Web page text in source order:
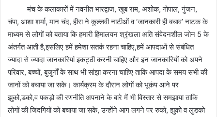
मंच के कलाकारों में नवनीत भारद्वाज, खूब राम, अशोक, गोपाल, गुंजन,
चंपा, आशा शर्मा, मान चंद, हीरा ने कुल्लवी नाटीओं व ‘जानकारी ही बचाव’ नाटक के
माध्यम से लोगों को बताया कि हमारी हिमालयन श्रृंखला अति संवेदनशील जोन 5 के
अंतर्गत आती है,इसलिए हमें हमेशा सतर्क रहना चाहिए,हमें आपदाओं से संबंधित
ज्यादा से ज्यादा जानकारियां इकट्ठी करनी चाहिए और इन जानकारियों को अपने
परिवार, बच्चों, बुजुर्गों के साथ भी सांझा करना चाहिए ताकि आपदा के समय सभी की
जानों को बचाया जा सके। कार्यक्रम के दौरान लोगों को भूकंप आने पर
झुको,डको,व पकड़ो की रणनीति अपनाने के बारे में भी विस्तार से समझाया ताकि
लोगों की जिंदगियों को बचाया जा सके, उन्होंने आग लगने पर रुको, झुको व लुडको